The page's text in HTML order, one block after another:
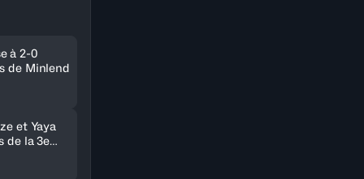
à 2-0
de Minlend
et Yaya
de la 3e